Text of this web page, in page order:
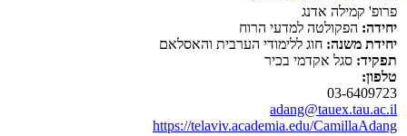
פרופ' קמילה אדנג
יחידה: הפקולטה למדעי הרוח
יחידת משנה: חוג ללימודי הערבית והאסלאם
תפקיד: סגל אקדמי בכיר
טלפון:
03-6409723
adang@tauex.tau.ac.il
https://telaviv.academia.edu/CamillaAdang